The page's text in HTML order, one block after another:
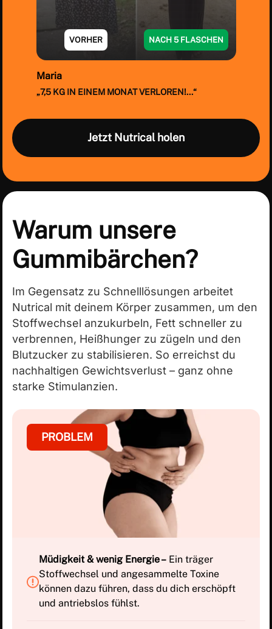
VORHER NACH 5 FLASCHEN
Maria
„7,5 KG IN EINEM MONAT VERLOREN!...“
1
of
7
Jetzt Nutrical holen
Warum unsere
Gummibärchen?
Im Gegensatz zu Schnelllösungen arbeitet
Nutrical mit deinem Körper zusammen, um den
Stoffwechsel anzukurbeln, Fett schneller zu
verbrennen, Heißhunger zu zügeln und den
Blutzucker zu stabilisieren. So erreichst du
nachhaltigen Gewichtsverlust – ganz ohne
starke Stimulanzien.
PROBLEM
Müdigkeit & wenig Energie – Ein träger
Stoffwechsel und angesammelte Toxine
können dazu führen, dass du dich erschöpft
und antriebslos fühlst.